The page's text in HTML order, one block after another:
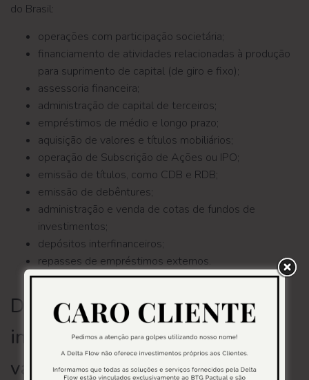
do Brasil:
operações com participação societária;
financiamento de atividades relacionadas à produção
para suprimento de capital (de giro e fixo);
assessoria financeira;
administração de capital de terceiros;
empréstimos de médio e longo prazo;
aquisição de valores e títulos mobiliários;
operação de Subscrição de Ações ou IPO;
emissão de títulos, como CDB e RDB;
emissão de debêntures;
administração e venda de cotas de fundos de
investimentos;
depósitos interfinanceiros;
repasses de empréstimos externos.
Diferença entre o banco de
investimento e a corretora de
valores